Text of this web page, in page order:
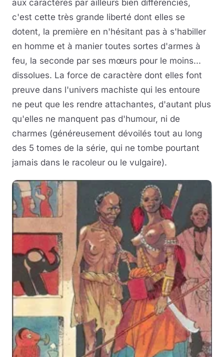
aux caractères par ailleurs bien différenciés,
c'est cette très grande liberté dont elles se
dotent, la première en n'hésitant pas à s'habiller
en homme et à manier toutes sortes d'armes à
feu, la seconde par ses mœurs pour le moins...
dissolues. La force de caractère dont elles font
preuve dans l'univers machiste qui les entoure
ne peut que les rendre attachantes, d'autant plus
qu'elles ne manquent pas d'humour, ni de
charmes (généreusement dévoilés tout au long
des 5 tomes de la série, qui ne tombe pourtant
jamais dans le racoleur ou le vulgaire).